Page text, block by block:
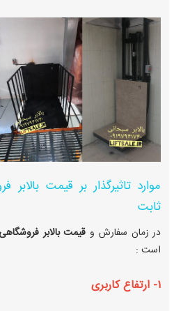
موارد تاثیرگذار بر قیمت
ثابت
در زمان سفارش و قیمت بالابر فروشگاهی
است :
۱- ارتفاع کاربری